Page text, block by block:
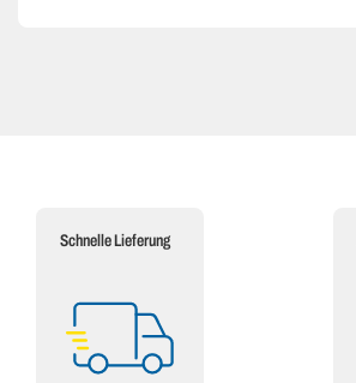
Schnelle Lieferung